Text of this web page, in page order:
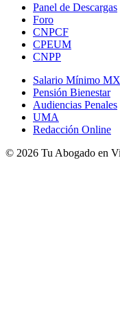
Panel de Descargas
Foro
CNPCF
CPEUM
CNPP
Salario Mínimo MX
Pensión Bienestar
Audiencias Penales
UMA
Redacción Online
© 2026 Tu Abogado en